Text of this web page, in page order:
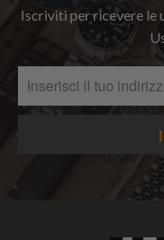
Iscriviti per ricevere